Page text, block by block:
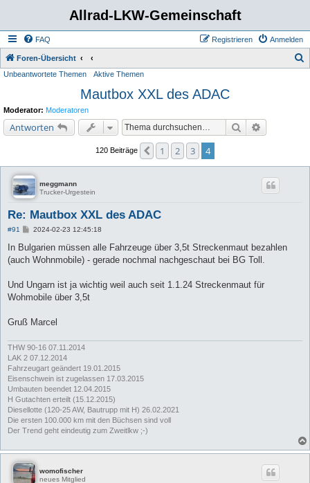
Allrad-LKW-Gemeinschaft
FAQ Anmelden
Registrieren
Foren-Übersicht
Unbeantwortete Themen Aktive Themen
Mautbox XXL des ADAC
Moderator: Moderatoren
Antworten Suche
120 Beiträge Vorherige
1 2 3 4
meggmann
Trucker-Urgestein
Re: Mautbox XXL des ADAC
#91
B
i
t
2024-02-23 12:45:18
In Bulgarien müssen alle Fahrzeuge über 3,5t Streckenmaut bezahlen
(auch Wohnmobile) - gerade nochmal nachgeschaut bei BG Toll.
Und Ungarn ist ja wichtig weil auch seit 1.1.24 Streckenmaut für
Wohmobile über 3,5t
Gruß Marcel
THW 90-16 07.11.2014
LAK 2 07.12.2014
Fahrzeugart geändert 19.01.2015
Eisenschwein ist zugelassen 17.03.2015
Umbauten beendet 12.04.2015
H Gutachten erteilt (15.12.2015)
Diesellotte (120-25 AW, Bautrupp mit H) 26.02.2021
Die ersten 100.000 km mit den Büchsen sind voll
Der Trend geht eindeutig zum Zweitlkw ;-)
womofischer
neues Mitglied